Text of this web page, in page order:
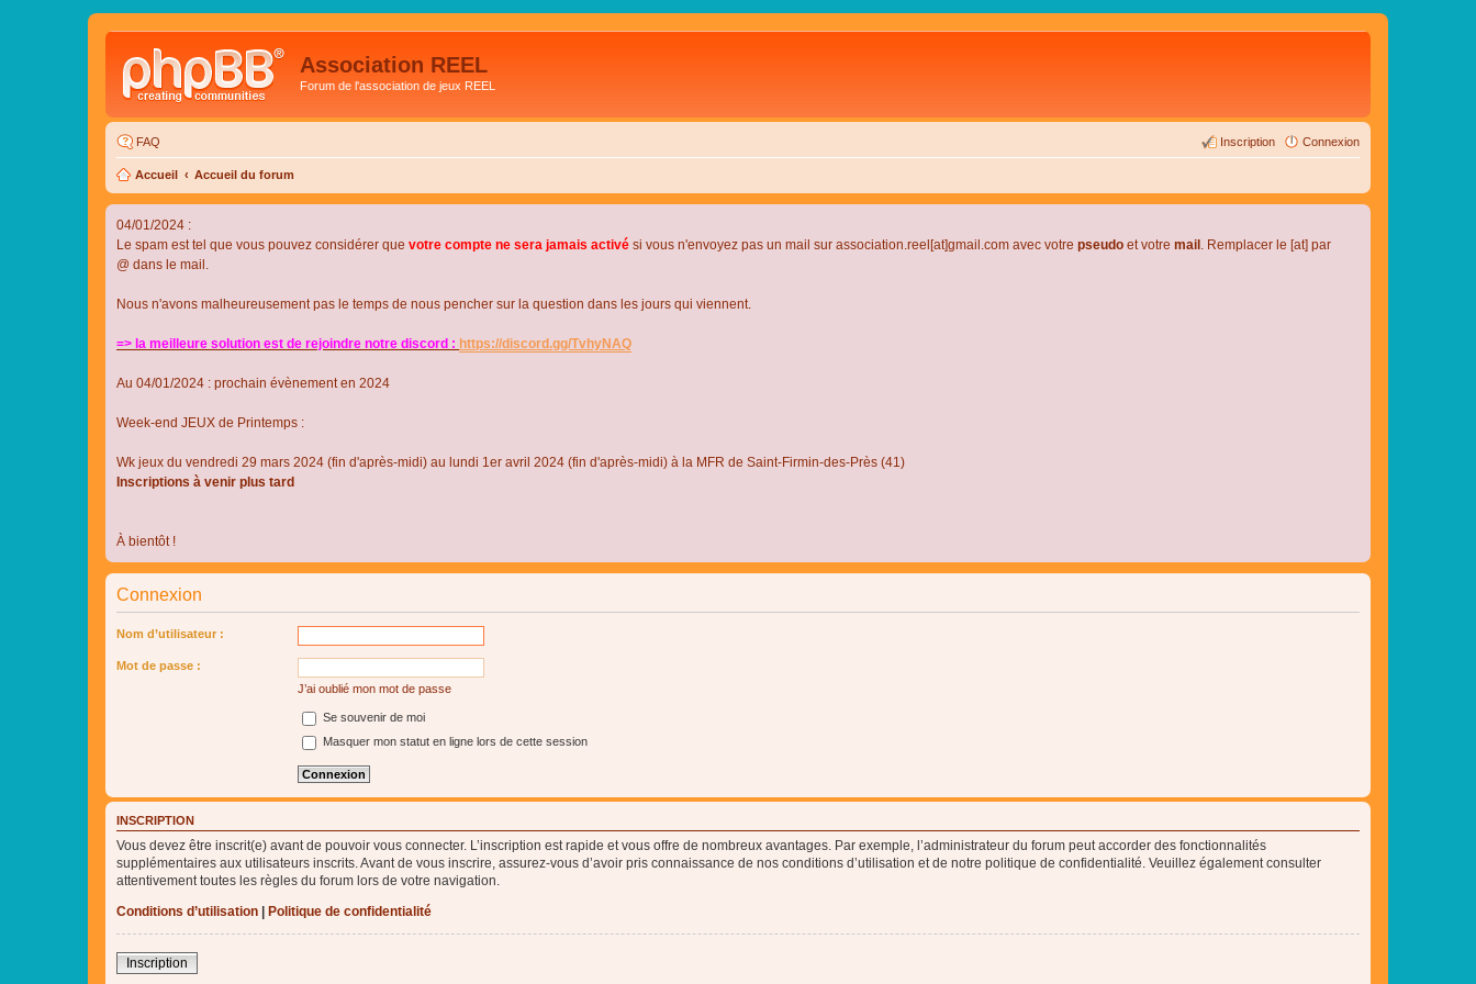
Association REEL
Forum de l'association de jeux REEL
FAQ Connexion
Inscription
Accueil Accueil du forum
04/01/2024 :
Le spam est tel que vous pouvez considérer que votre compte ne sera jamais activé si vous n'envoyez pas un mail sur association.reel[at]gmail.com avec votre pseudo et votre mail . Remplacer le [at] par
@ dans le mail.
Nous n'avons malheureusement pas le temps de nous pencher sur la question dans les jours qui viennent.
=> la meilleure solution est de rejoindre notre discord : https://discord.gg/TvhyNAQ
Au 04/01/2024 : prochain évènement en 2024
Week-end JEUX de Printemps :
Wk jeux du vendredi 29 mars 2024 (fin d'après-midi) au lundi 1er avril 2024 (fin d'après-midi) à la MFR de Saint-Firmin-des-Près (41)
Inscriptions à venir plus tard
À bientôt !
Connexion
Nom d’utilisateur :
Mot de passe :
J’ai oublié mon mot de passe
Se souvenir de moi
Masquer mon statut en ligne lors de cette session
INSCRIPTION
Vous devez être inscrit(e) avant de pouvoir vous connecter. L’inscription est rapide et vous offre de nombreux avantages. Par exemple, l’administrateur du forum peut accorder des fonctionnalités
supplémentaires aux utilisateurs inscrits. Avant de vous inscrire, assurez-vous d’avoir pris connaissance de nos conditions d’utilisation et de notre politique de confidentialité. Veuillez également consulter
attentivement toutes les règles du forum lors de votre navigation.
Conditions d’utilisation
Politique de confidentialité
Inscription